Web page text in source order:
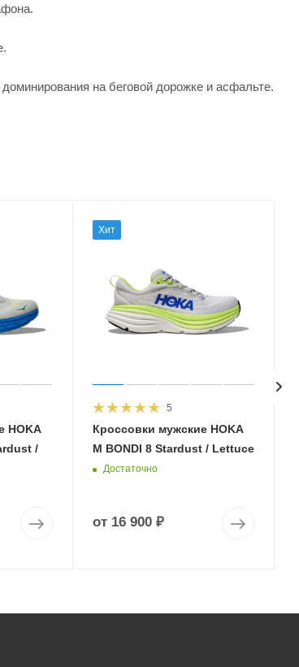
на беговой дорожке и асфальте.
HOKA
/
Хит
5
Кроссовки мужские HOKA
M BONDI 8 Stardust / Lettuce
Достаточно
от 16 900 ₽